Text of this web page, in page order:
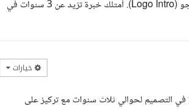
السلام عليكم، أنا دنيا، متخصصة في تصميم فيديوهات الموشن جرافيك 2D ومقدمات اللوجو (Logo Intro). أمتلك خبرة تزيد عن 3 سنوات في
خيارات
في التصميم لحوالي ثلاث سنوات مع تركيز على